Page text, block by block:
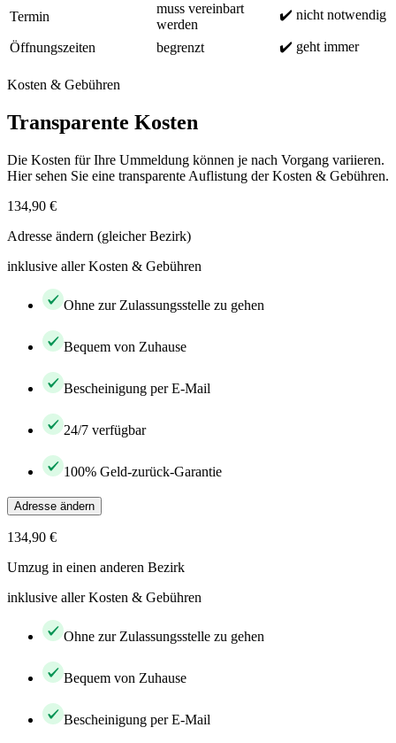
Termin
muss vereinbart
werden
✔️ nicht notwendig
Öffnungszeiten begrenzt ✔️ geht immer
Kosten & Gebühren
Transparente Kosten
Die Kosten für Ihre Ummeldung können je nach Vorgang variieren.
Hier sehen Sie eine transparente Auflistung der Kosten & Gebühren.
134,90 €
Adresse ändern (gleicher Bezirk)
inklusive aller Kosten & Gebühren
Ohne zur Zulassungsstelle zu gehen
Bequem von Zuhause
Bescheinigung per E-Mail
24/7 verfügbar
100% Geld-zurück-Garantie
Adresse ändern
134,90 €
Umzug in einen anderen Bezirk
inklusive aller Kosten & Gebühren
Ohne zur Zulassungsstelle zu gehen
Bequem von Zuhause
Bescheinigung per E-Mail